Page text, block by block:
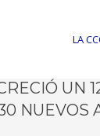
LA
UN
NUEVOS